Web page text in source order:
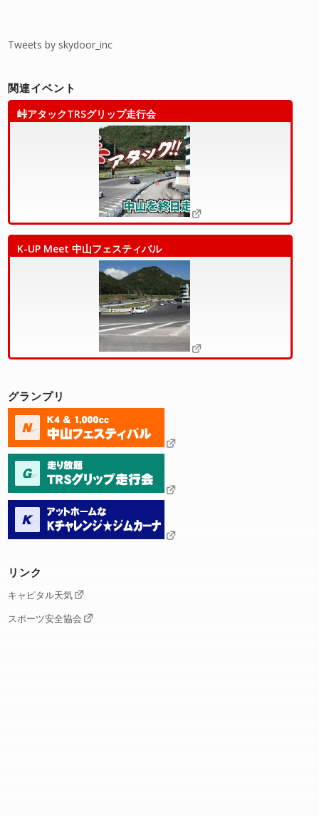
Tweets by skydoor_inc
関連イベント
峠アタックTRSグリップ走行会
K-UP Meet 中山フェスティバル
グランプリ
リンク
キャピタル天気
スポーツ安全協会